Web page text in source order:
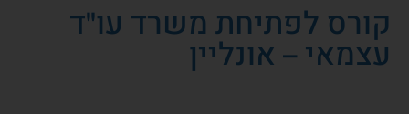
קורס לפתיחת משרד עו"ד
עצמאי – אונליין